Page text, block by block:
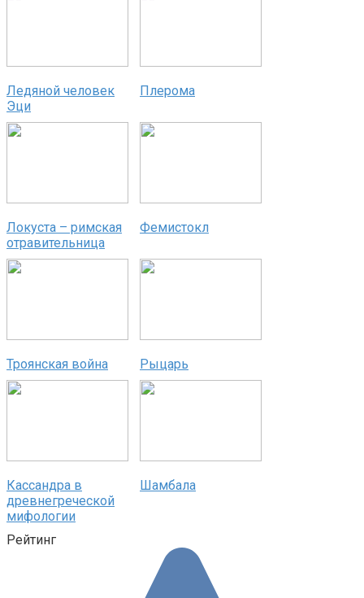
Ледяной человек
Эци
Плерома
Локуста – римская
отравительница
Фемистокл
Троянская война Рыцарь
Кассандра в
древнегреческой
мифологии
Шамбала
Рейтинг